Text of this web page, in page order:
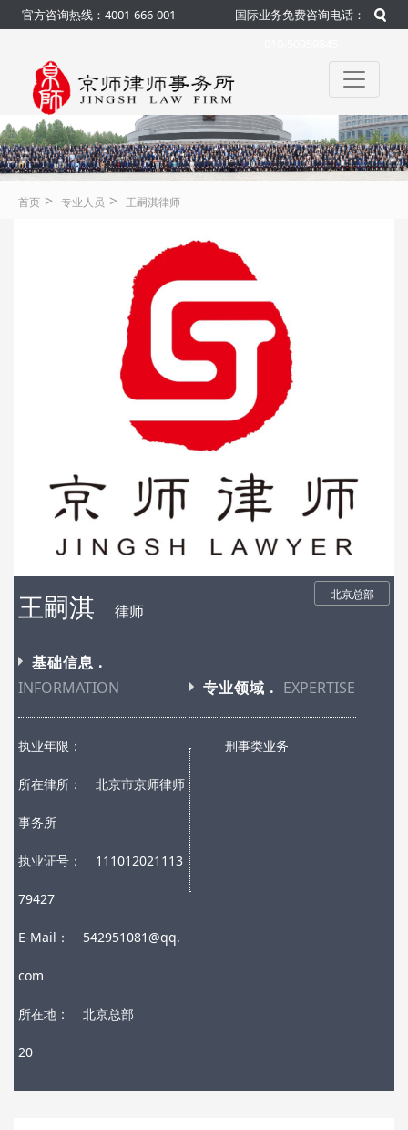
官方咨询热线：4001-666-001
国际业务免费咨询电话：
首页 > 专业人员 > 王嗣淇律师
王嗣淇 律师
北京总部
基础信息 .
INFORMATION
专业领域 . EXPERTISE
执业年限：
所在律所： 北京市京师律师
事务所
执业证号： 111012021113
79427
E-Mail： 542951081@qq.
com
所在地： 北京总部
20
刑事类业务